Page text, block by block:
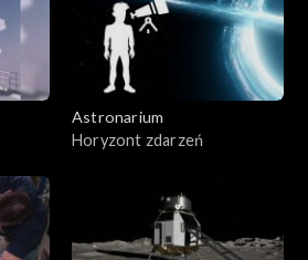
Astronarium
Horyzont zdarzeń